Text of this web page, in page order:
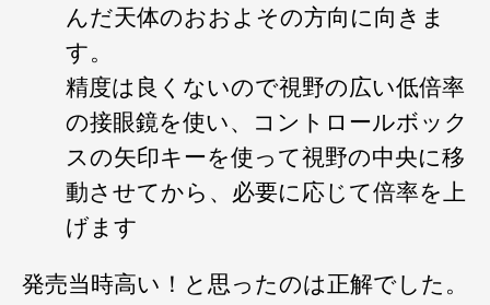
んだ天体のおおよその方向に向きま
す。
精度は良くないので視野の広い低倍率
の接眼鏡を使い、コントロールボック
スの矢印キーを使って視野の中央に移
動させてから、必要に応じて倍率を上
げます
発売当時高い！と思ったのは正解でした。